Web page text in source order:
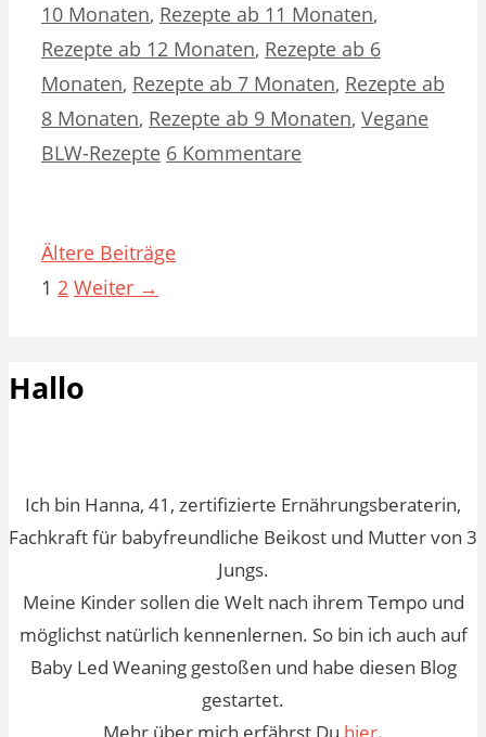
10 Monaten, Rezepte ab 11 Monaten,
Rezepte ab 12 Monaten, Rezepte ab 6
Monaten, Rezepte ab 7 Monaten, Rezepte ab
8 Monaten, Rezepte ab 9 Monaten, Vegane
BLW-Rezepte 6 Kommentare
Ältere Beiträge
Seite
1 Seite
2 Weiter →
Hallo
Ich bin Hanna, 41, zertifizierte Ernährungsberaterin,
Fachkraft für babyfreundliche Beikost und Mutter von 3
Jungs.
Meine Kinder sollen die Welt nach ihrem Tempo und
möglichst natürlich kennenlernen. So bin ich auch auf
Baby Led Weaning gestoßen und habe diesen Blog
gestartet.